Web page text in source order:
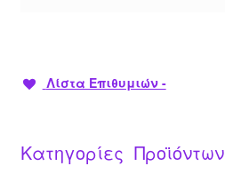
Λίστα Επιθυμιών -
Κατηγορίες Προϊόντων